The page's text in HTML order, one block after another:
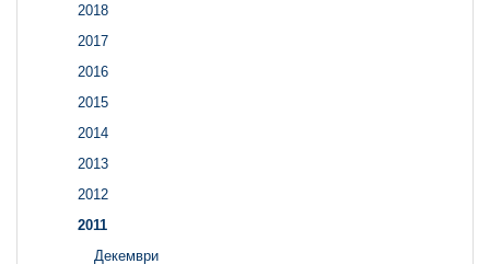
2018
2017
2016
2015
2014
2013
2012
2011
Декември